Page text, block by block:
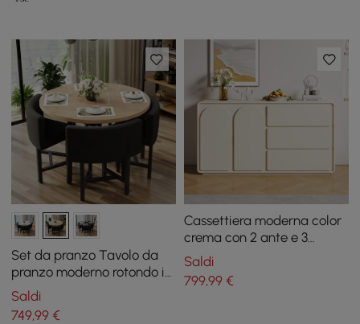
Set da pranzo Tavolo da
pranzo moderno rotondo in
legno naturale da 39,4
pollici con 4 sedie grigie
Saldi
749,99 €
Cassettiera moderna color
crema con 2 ante e 3
cassetti, 150 cm
Saldi
799,99€